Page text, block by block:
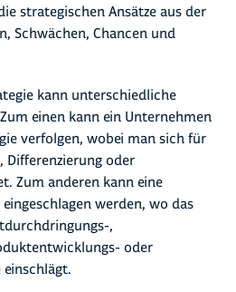
strategischen Ansätze aus der
Schwächen, Chancen und
kann unterschiedliche
einen kann ein Unternehmen
verfolgen, wobei man sich für
Differenzierung oder
Zum anderen kann eine
werden, wo das
,
oder